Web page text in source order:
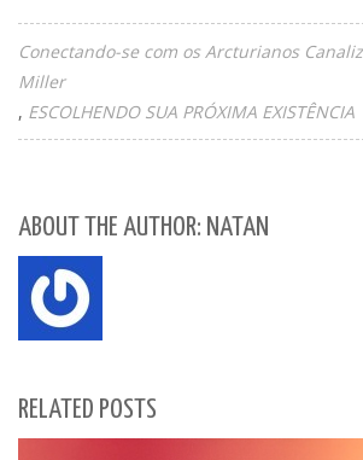
Conectando-se com os Arcturianos
Miller
ESCOLHENDO SUA PRÓXIMA EXISTÊNCIA
ABOUT THE AUTHOR: NATAN
RELATED POSTS